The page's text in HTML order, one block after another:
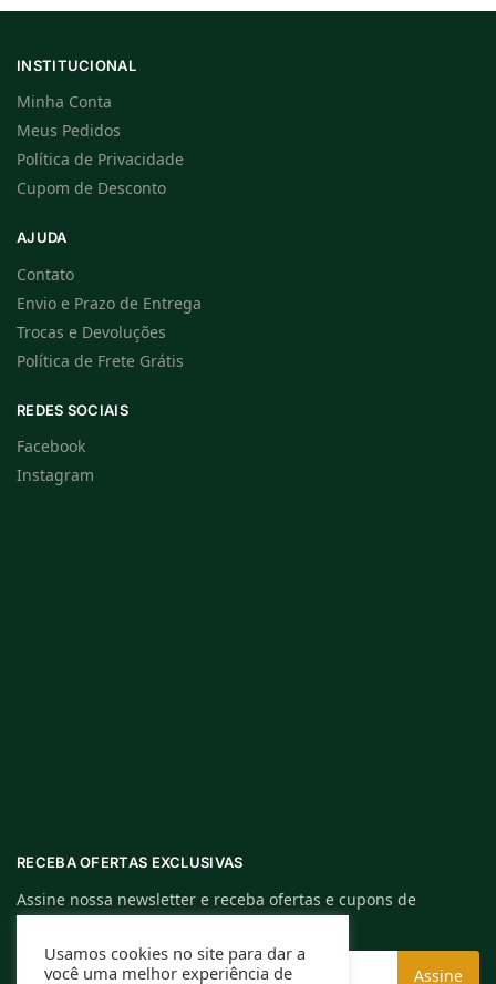
INSTITUCIONAL
Minha Conta
Meus Pedidos
Política de Privacidade
Cupom de Desconto
AJUDA
Contato
Envio e Prazo de Entrega
Trocas e Devoluções
Política de Frete Grátis
REDES SOCIAIS
Facebook
Instagram
RECEBA OFERTAS EXCLUSIVAS
Assine nossa newsletter e receba ofertas e cupons de
descontos exclusivos.
Usamos cookies no site para dar a
você uma melhor experiência de